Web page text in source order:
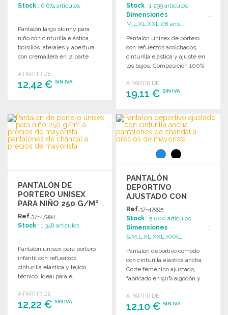
MAYORISTA
Stock : 6 674 artículos
Pantalón largo skinny para
niño con cinturilla elástica,
bolsillos laterales y abertura
con cremallera en la parte
A PARTIR DE
12,42 € SIN IVA
Solicitar un presupuesto
Stock : 1 299 artículos
Dimensiones :
M,L,XL,XXL,08 ans...
Pantalón unisex de portero
con refuerzos acolchados,
cinturilla elástica y ajuste en
los bajos. Composición 100%
A PARTIR DE
19,11 €SIN IVA
PEDIR
Solicitar un presupuesto
PANTALÓN DE
PORTERO UNISEX
PARA NIÑO 250 G/M²
Ref.37-47994
Stock : 1 348 artículos
Pantalón unisex para portero
infantil con refuerzos,
cinturilla elástica y tejido
técnico. Ideal para el
competición.
A PARTIR DE
12,22 € SIN IVA
PANTALÓN
DEPORTIVO
AJUSTADO CON
CINTURILLA ANCHA A
PRECIOS DE
MAYORISTA
Ref.37-47995
Stock : 5 000 artículos
Dimensiones :
S,M,L,XL,XXL,XXXL
Pantalón deportivo cómodo
con cinturilla elástica ancha.
Corte femenino ajustado,
fabricado en 90% algodón y
A PARTIR DE
12,10 €SIN IVA